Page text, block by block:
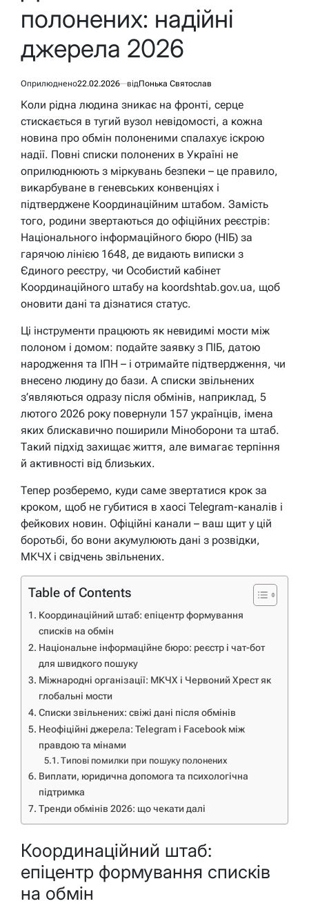
полонених: надійні
джерела 2026
Оприлюднено22.02.2026 відПонька Святослав
Коли рідна людина зникає на фронті, серце
стискається в тугий вузол невідомості, а кожна
новина про обмін полоненими спалахує іскрою
надії. Повні списки полонених в Україні не
оприлюднюють з міркувань безпеки – це правило,
викарбуване в геневських конвенціях і
підтверджене Координаційним штабом. Замість
того, родини звертаються до офіційних реєстрів:
Національного інформаційного бюро (НІБ) за
гарячою лінією 1648, де видають виписки з
Єдиного реєстру, чи Особистий кабінет
Координаційного штабу на koordshtab.gov.ua, щоб
оновити дані та дізнатися статус.
Ці інструменти працюють як невидимі мости між
полоном і домом: подайте заявку з ПІБ, датою
народження та ІПН – і отримайте підтвердження, чи
внесено людину до бази. А списки звільнених
з’являються одразу після обмінів, наприклад, 5
лютого 2026 року повернули 157 українців, імена
яких блискавично поширили Міноборони та штаб.
Такий підхід захищає життя, але вимагає терпіння
й активності від близьких.
Тепер розберемо, куди саме звертатися крок за
кроком, щоб не губитися в хаосі Telegram-каналів і
фейкових новин. Офіційні канали – ваш щит у цій
боротьбі, бо вони акумулюють дані з розвідки,
МКЧХ і свідчень звільнених.
Table of Contents
Координаційний штаб: епіцентр формування
списків на обмін
Національне інформаційне бюро: реєстр і чат-бот
для швидкого пошуку
Міжнародні організації: МКЧХ і Червоний Хрест як
глобальні мости
Списки звільнених: свіжі дані після обмінів
Неофіційні джерела: Telegram і Facebook між
правдою та мінами
Типові помилки при пошуку полонених
Виплати, юридична допомога та психологічна
підтримка
Тренди обмінів 2026: що чекати далі
Координаційний штаб:
епіцентр формування списків
на обмін